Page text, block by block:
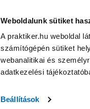
Weboldalunk sütiket
A praktiker.hu weboldal
számítógépén sütiket
webanalitikai és
adatkezelési
Beállítások